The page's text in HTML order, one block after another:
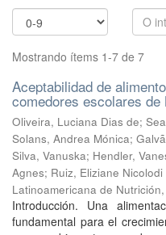
Mostrando ítems 1-7 de 7
Aceptabilidad de
comedores escolares de
Oliveira, Luciana Dias de;
Solans, Andrea Mónica;
Silva, Vanuska; Hendler,
Agnes; Ruiz, Eliziane
Latinoamericana de Nutrición,
Introducción. Una
fundamental para el